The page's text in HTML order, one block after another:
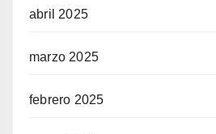
abril 2025
marzo 2025
febrero 2025